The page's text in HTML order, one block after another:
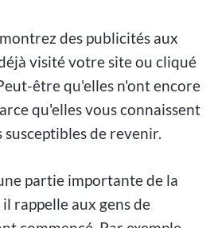
des publicités aux
visité votre site ou cliqué
être qu'elles n'ont encore
qu'elles vous connaissent
susceptibles de revenir.
partie importante de la
rappelle aux gens de